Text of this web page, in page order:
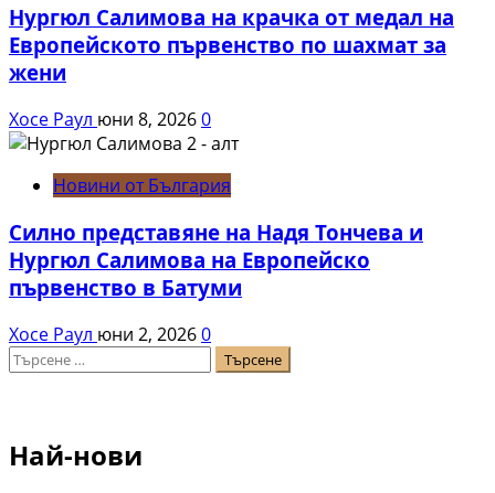
Нургюл Салимова на крачка от медал на
Европейското първенство по шахмат за
жени
Хосе Раул юни 8, 20260
Новини от България
Силно представяне на Надя Тончева и
Нургюл Салимова на Европейско
първенство в Батуми
Хосе Раул юни 2, 20260
Търсене
за:
Най-нови